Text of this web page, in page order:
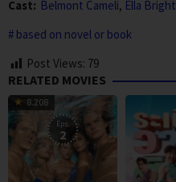
Cast: Belmont Cameli, Ella Bright
based on novel or book
Post Views: 79
RELATED MOVIES
8.208
Eps:
2